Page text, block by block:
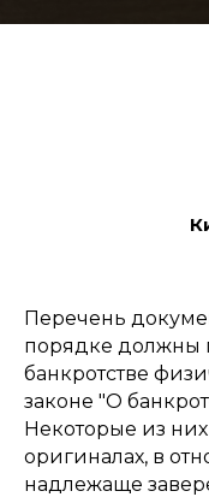
Перечень
порядке должны
банкротстве
законе "О
Некоторые из них
оригиналах, в
надлежаще